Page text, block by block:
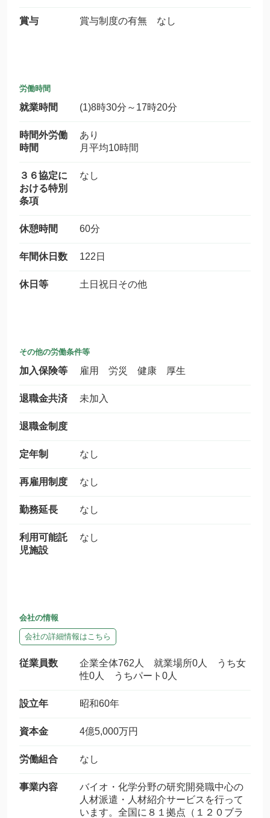
賞与 賞与制度の有無 なし
労働時間
就業時間 (1)8時30分～17時20分
時間外労働
時間
あり
月平均10時間
３６協定に
おける特別
条項
なし
休憩時間 60分
年間休日数 122日
休日等 土日祝日その他
その他の労働条件等
加入保険等 雇用 労災 健康 厚生
退職金共済 未加入
退職金制度
定年制 なし
再雇用制度 なし
勤務延長 なし
利用可能託
児施設
なし
会社の情報
会社の詳細情報はこちら
従業員数
企業全体762人 就業場所0人 うち女
性0人 うちパート0人
設立年 昭和60年
資本金 4億5,000万円
労働組合 なし
事業内容
バイオ・化学分野の研究開発職中心の
人材派遣・人材紹介サービスを行って
います。全国に８１拠点（１２０ブラ